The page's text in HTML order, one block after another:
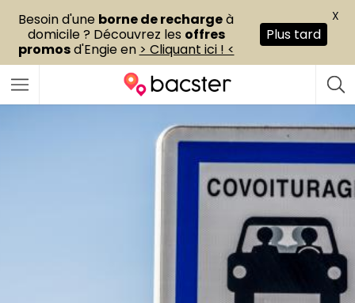
Besoin d'une borne de rechargeà
domicile ? Découvrez les offres
promosd'Engie en > Cliquant ici ! <
Plus tard
X